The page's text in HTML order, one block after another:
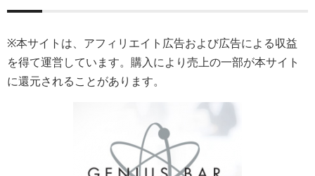
※本サイトは、アフィリエイト広告および広告による収益
を得て運営しています。購入により売上の一部が本サイト
に還元されることがあります。